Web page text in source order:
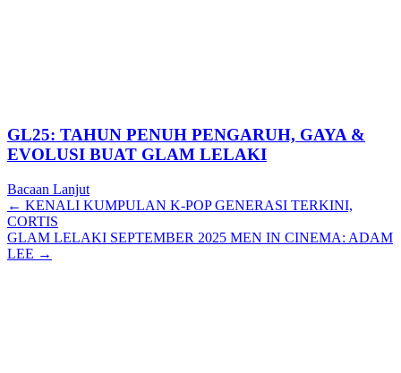
GL25: TAHUN PENUH PENGARUH, GAYA &
EVOLUSI BUAT GLAM LELAKI
Bacaan Lanjut
Posts
navigation
← KENALI KUMPULAN K-POP GENERASI TERKINI,
CORTIS
GLAM LELAKI SEPTEMBER 2025 MEN IN CINEMA: ADAM
LEE →